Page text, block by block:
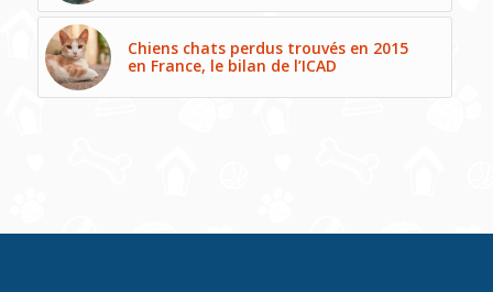
Chiens chats perdus trouvés en 2015
en France, le bilan de l’ICAD